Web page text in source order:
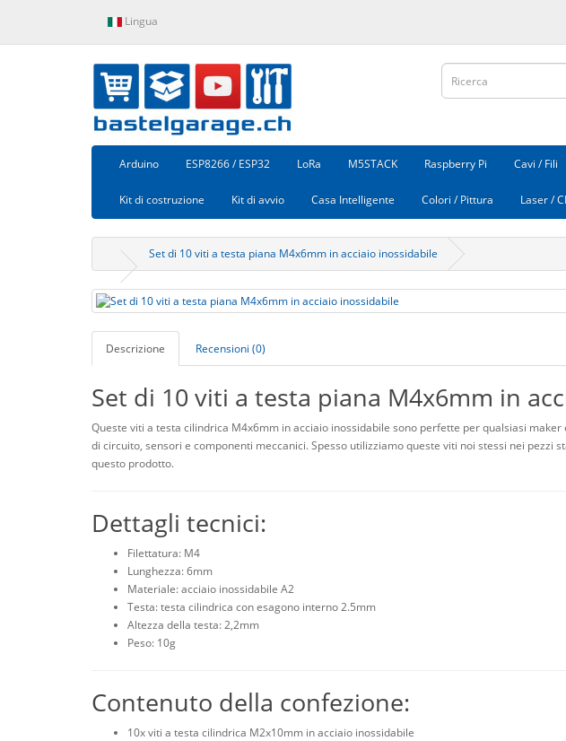
Lingua
Arduino ESP8266 / ESP32 LoRa M5STACK Raspberry Pi Cavi / Fili
Kit di costruzione Kit di avvio Casa Intelligente Colori / Pittura Laser /
Set di 10 viti a testa piana M4x6mm in acciaio inossidabile
Descrizione Recensioni (0)
Set di 10 viti a testa piana M4x6mm in
Queste viti a testa cilindrica M4x6mm in acciaio inossidabile sono perfette per qualsiasi
di circuito, sensori e componenti meccanici. Spesso utilizziamo queste viti noi stessi nei pezzi
questo prodotto.
Dettagli tecnici:
Filettatura: M4
Lunghezza: 6mm
Materiale: acciaio inossidabile A2
Testa: testa cilindrica con esagono interno 2.5mm
Altezza della testa: 2,2mm
Peso: 10g
Contenuto della confezione:
10x viti a testa cilindrica M2x10mm in acciaio inossidabile